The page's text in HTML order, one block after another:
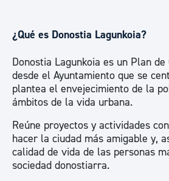
¿Qué es Donostia Lagunkoia?
Donostia Lagunkoia es un Plan
desde el Ayuntamiento que se
plantea el envejecimiento de la
ámbitos de la vida urbana.
Reúne proyectos y actividades
hacer la ciudad más amigable y,
calidad de vida de las personas
sociedad donostiarra.